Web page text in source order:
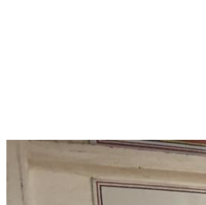
Jueves 06 Agosto, 2026